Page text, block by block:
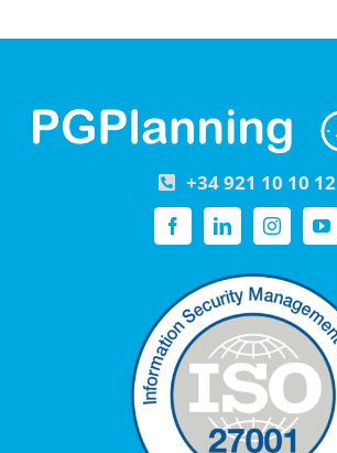
+34 921 10 10 12